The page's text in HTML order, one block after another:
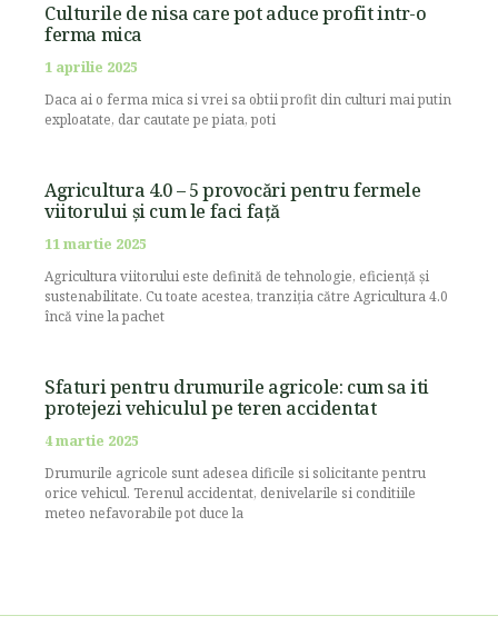
Culturile de nisa care pot aduce profit intr-o
ferma mica
1 aprilie 2025
Daca ai o ferma mica si vrei sa obtii profit din culturi mai putin
exploatate, dar cautate pe piata, poti
Agricultura 4.0 – 5 provocări pentru fermele
viitorului și cum le faci față
11 martie 2025
Agricultura viitorului este definită de tehnologie, eficiență și
sustenabilitate. Cu toate acestea, tranziția către Agricultura 4.0
încă vine la pachet
Sfaturi pentru drumurile agricole: cum sa iti
protejezi vehiculul pe teren accidentat
4 martie 2025
Drumurile agricole sunt adesea dificile si solicitante pentru
orice vehicul. Terenul accidentat, denivelarile si conditiile
meteo nefavorabile pot duce la